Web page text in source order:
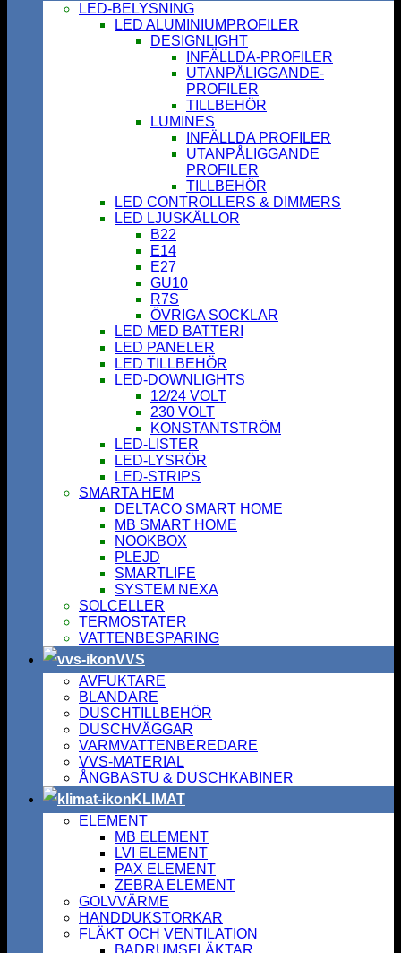
LED-BELYSNING
LED ALUMINIUMPROFILER
DESIGNLIGHT
INFÄLLDA-PROFILER
UTANPÅLIGGANDE-
PROFILER
TILLBEHÖR
LUMINES
INFÄLLDA PROFILER
UTANPÅLIGGANDE
PROFILER
TILLBEHÖR
LED CONTROLLERS & DIMMERS
LED LJUSKÄLLOR
B22
E14
E27
GU10
R7S
ÖVRIGA SOCKLAR
LED MED BATTERI
LED PANELER
LED TILLBEHÖR
LED-DOWNLIGHTS
12/24 VOLT
230 VOLT
KONSTANTSTRÖM
LED-LISTER
LED-LYSRÖR
LED-STRIPS
SMARTA HEM
DELTACO SMART HOME
MB SMART HOME
NOOKBOX
PLEJD
SMARTLIFE
SYSTEM NEXA
SOLCELLER
TERMOSTATER
VATTENBESPARING
VVS
AVFUKTARE
BLANDARE
DUSCHTILLBEHÖR
DUSCHVÄGGAR
VARMVATTENBEREDARE
VVS-MATERIAL
ÅNGBASTU & DUSCHKABINER
KLIMAT
ELEMENT
MB ELEMENT
LVI ELEMENT
PAX ELEMENT
ZEBRA ELEMENT
GOLVVÄRME
HANDDUKSTORKAR
FLÄKT OCH VENTILATION
BADRUMSFLÄKTAR